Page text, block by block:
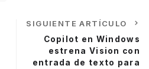
SIGUIENTE ARTÍCULO
Copilot en Windows
estrena Vision con
entrada de texto para